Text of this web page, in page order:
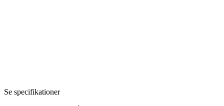
Se specifikationer